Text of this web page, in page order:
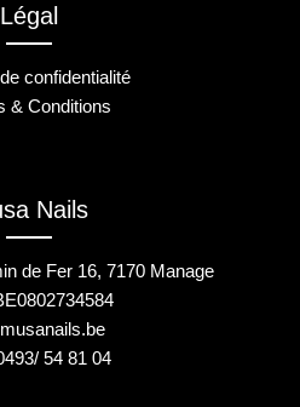
Légal
confidentialité
& Conditions
Nails
de Fer 16, 7170 Manage
54 81 04